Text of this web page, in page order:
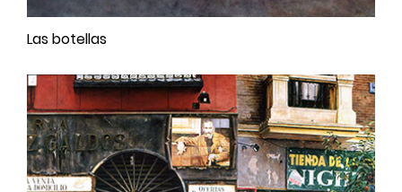
Las botellas